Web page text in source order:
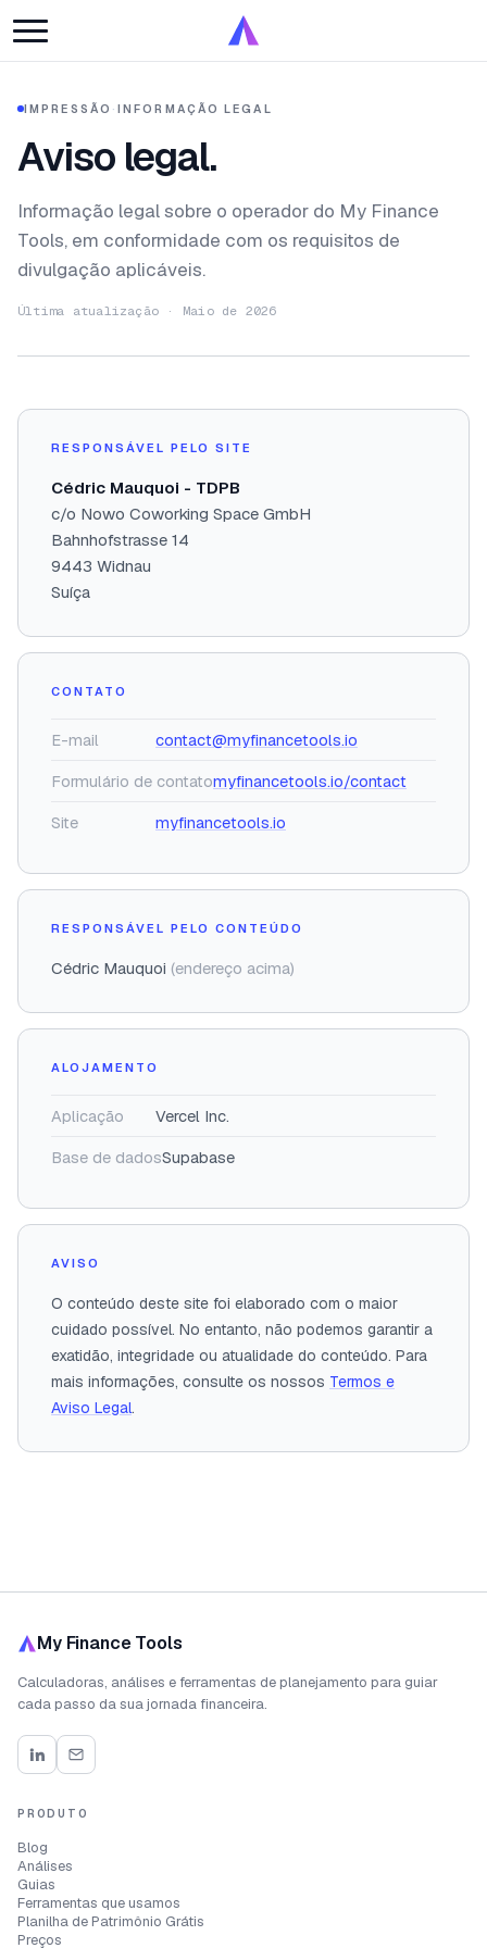
IMPRESSÃO ·INFORMAÇÃO LEGAL
Aviso legal.
Informação legal sobre o operador do My Finance
Tools, em conformidade com os requisitos de
divulgação aplicáveis.
Última atualização · Maio de 2026
RESPONSÁVEL PELO SITE
Cédric Mauquoi - TDPB
c/o Nowo Coworking Space GmbH
Bahnhofstrasse 14
9443 Widnau
Suíça
CONTATO
E-mail
contact@myfinancetools.io
Formulário de contatomyfinancetools.io/contact
Site
myfinancetools.io
RESPONSÁVEL PELO CONTEÚDO
Cédric Mauquoi (endereço acima)
ALOJAMENTO
Aplicação
Vercel Inc.
Base de dadosSupabase
AVISO
O conteúdo deste site foi elaborado com o maior
cuidado possível. No entanto, não podemos garantir a
exatidão, integridade ou atualidade do conteúdo. Para
mais informações, consulte os nossos Termos e
Aviso Legal.
My Finance Tools
Calculadoras, análises e ferramentas de planejamento para guiar
cada passo da sua jornada financeira.
PRODUTO
Blog
Análises
Guias
Ferramentas que usamos
Planilha de Patrimônio Grátis
Preços